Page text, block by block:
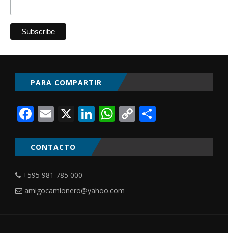
PARA COMPARTIR
Facebook
Email
X LinkedIn
WhatsApp
Copy
CONTACTO
+595 981 785 000
amigocamionero@yahoo.com